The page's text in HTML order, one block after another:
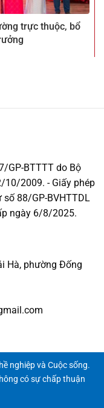
trực thuộc, bổ
GP-BTTTT do Bộ
10/2009. - Giấy phép
88/GP-BVHTTDL
ngày 6/8/2025.
Hà, phường Đống
nghiệp và Cuộc sống.
có sự chấp thuận